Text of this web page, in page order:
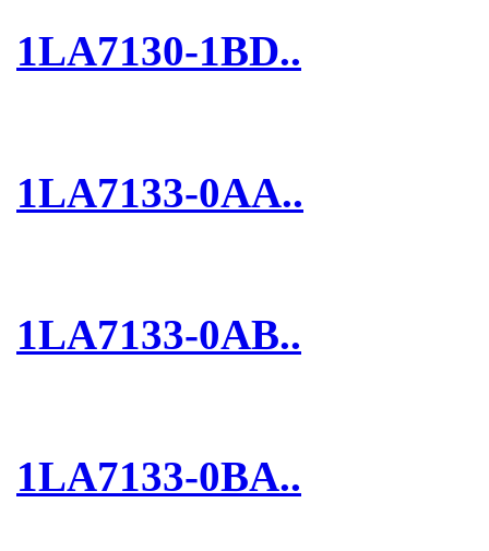
1LA7130-1BD..
1LA7133-0AA..
1LA7133-0AB..
1LA7133-0BA..